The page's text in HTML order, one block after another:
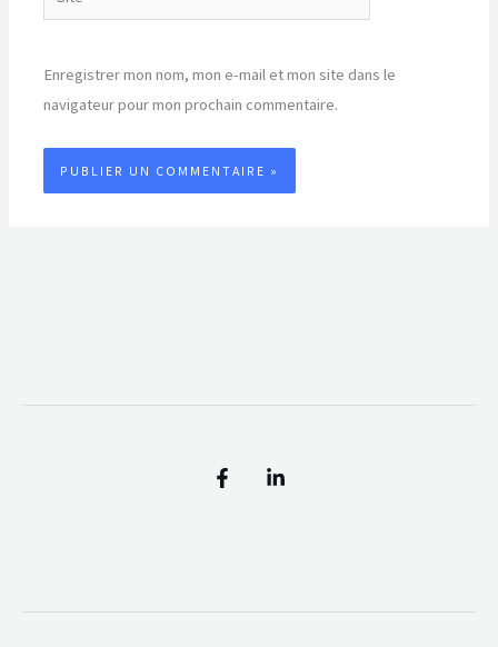
Enregistrer mon nom, mon e-mail et mon site dans le
navigateur pour mon prochain commentaire.